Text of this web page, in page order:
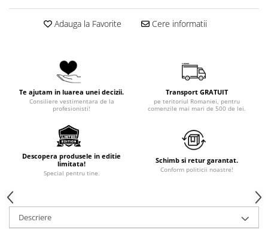
Adauga la Favorite Cere informatii
Te ajutam in luarea unei decizii.
Consiliere vestimentara de la
profesionisti!
Transport GRATUIT
pe teritoriul Romaniei, pentru
comenzile mai mari de 500 de lei.
Descopera produsele in editie
limitata!
Special pentru tine.
Schimb si retur garantat.
Conform politicii noastre!
Descriere